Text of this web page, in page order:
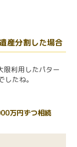
産分割した場合
限利用したパター
たね。
万円ずつ相続